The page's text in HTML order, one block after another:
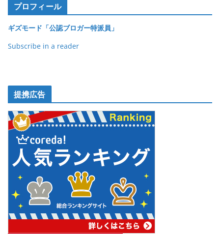
o
k
プロフィール
ギズモード「公認ブロガー特派員」
Subscribe in a reader
提携広告